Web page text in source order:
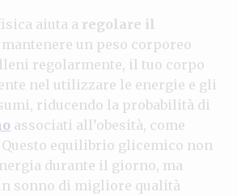
aiuta a regolare il
mantenere un peso corporeo
regolarmente, il tuo corpo
nel utilizzare le energie e gli
riducendo la probabilità di
associati all’obesità, come
Questo equilibrio glicemico non
durante il giorno, ma
sonno di migliore qualità